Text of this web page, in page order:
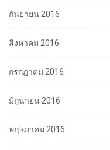
กันยายน 2016
สิงหาคม 2016
กรกฎาคม 2016
มิถุนายน 2016
พฤษภาคม 2016